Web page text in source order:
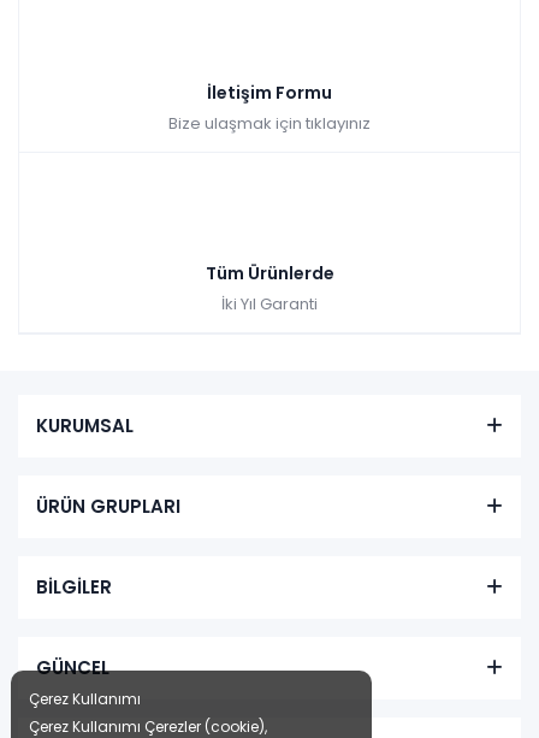
İletişim Formu
Bize ulaşmak için tıklayınız
Tüm Ürünlerde
İki Yıl Garanti
KURUMSAL
ÜRÜN GRUPLARI
BİLGİLER
GÜNCEL
Çerez Kullanımı
Çerez Kullanımı Çerezler (cookie),